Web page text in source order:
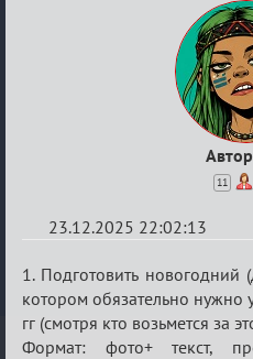
11
23.12.2025 22:02:13
Re:
Вечеринка
1. Подготовить
котором обязательно нужно
гг (смотря кто возьмется за
Формат: фото+ текст,